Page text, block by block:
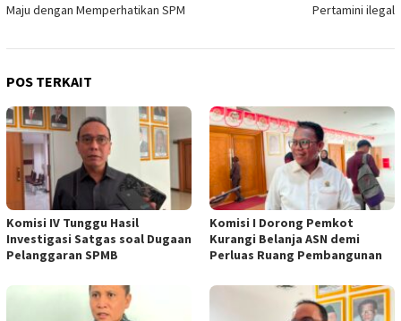
Maju dengan Memperhatikan SPM
Pertamini ilegal
POS TERKAIT
Komisi IV Tunggu Hasil
Investigasi Satgas soal Dugaan
Pelanggaran SPMB
Komisi I Dorong Pemkot
Kurangi Belanja ASN demi
Perluas Ruang Pembangunan